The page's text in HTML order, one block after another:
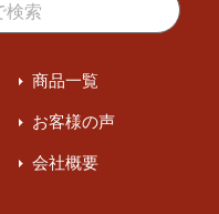
商品一覧
お客様の声
会社概要